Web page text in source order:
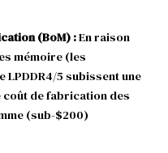
(BoM) :En raison
mémoire (les
LPDDR4/5 subissent une
de fabrication des
(sub-$200)